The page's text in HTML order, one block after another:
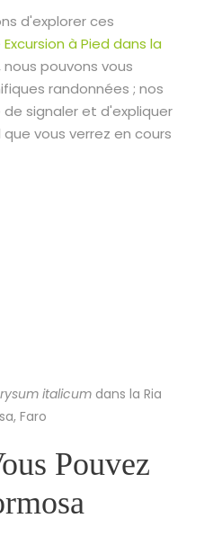
d'explorer ces
Excursion à Pied dans la
nous pouvons vous
randonnées ; nos
signaler et d'expliquer
vous verrez en cours
italicumdans la Ria
Faro
Pouvez